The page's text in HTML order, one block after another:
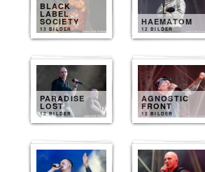
BLACK
LABEL
SOCIETY
13 BILDER
HAEMATOM
12 BILDER
PARADISE
LOST
12 BILDER
AGNOSTIC
FRONT
12 BILDER